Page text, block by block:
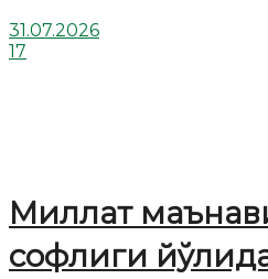
31.07.2026
17
Миллат
софлиги